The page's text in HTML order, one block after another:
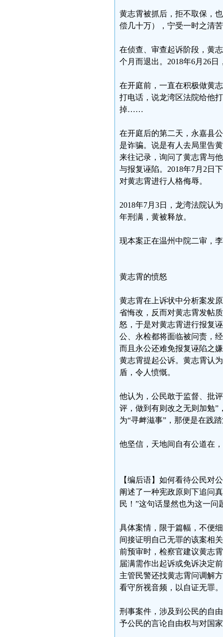
黄志霄被抓后，拒不取保，
偿几十万），宁受一时之清
在侦查、审查起诉阶段，黄
个月而退出。2018年6月26
在开庭前，一直在积极做黄
打电话，说龙湾区法院给他
掉……
在开庭后的第二天，永嘉县
是诈骗。说是有人去局里告
来往记录，询问了黄志霄与
与报复诬陷。2018年7月2日
对黄志霄进行人格侮辱。
2018年7月3日，龙湾法院认
年刑满，黄被释放。
现本案正在温州中院二审，
黄志霄的愤怒
黄志霄在上诉状中分析案发
省悔改，反而对黄志霄发帖
怒，于是对黄志霄进行报复
公、永检都将面临被问责，
而且永公还难免报复诬陷之
黄志霄提起公诉。黄志霄认
盾，令人愤慨。
他认为，公民敢于监督、批
评，做到有则改之无则加勉”
为“寻衅滋事”，那便是在践
他坚信，天地间自有公道在
【编后语】如何看待公民对
阐述了一种宪政原则下追问
民！”这句话显然也为这一问
具体案情，限于篇幅，不便
间接证明自己无罪的该案相
前预审时，检察官建议黄志
届满需作出起诉或免诉决定
主管民警还找黄志霄问调解
看守所视音频，以自证无罪。
刑事案件，涉及到公民的自
予公民的言论自由权与对国